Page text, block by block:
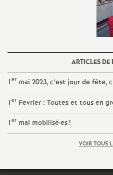
ARTICLES DE
1er mai 2023, c’est jour de fête,
1er Fevrier : Toutes et tous en
1er mai mobilisé·es!
VOIR TOUS